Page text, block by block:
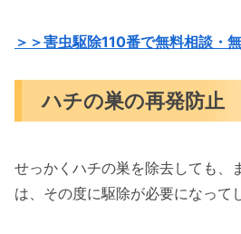
＞＞害虫駆除110番で無料相談・
ハチの巣の再発防止
せっかくハチの巣を除去しても、
は、その度に駆除が必要になって